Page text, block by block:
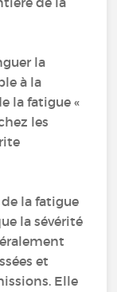
la
à la
la fatigue «
les
la fatigue
la sévérité
et
Elle